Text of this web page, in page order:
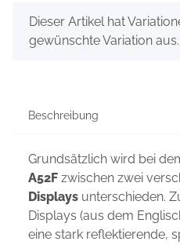
x
Dieser Artikel hat
gewünschte Variation aus.
Beschreibung
Grundsätzlich wird bei
A52F zwischen zwei
Displays unterschieden.
Displays (aus dem
eine stark reflektierende,